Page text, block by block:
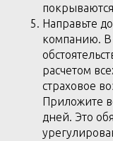
Направьте
компанию. В
расчетом
страховое
Приложите
дней. Это